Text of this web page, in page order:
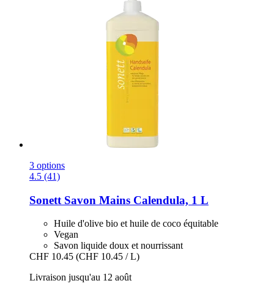
3 options
4.5 (41)
Sonett Savon Mains Calendula, 1 L
Huile d'olive bio et huile de coco équitable
Vegan
Savon liquide doux et nourrissant
CHF 10.45 (CHF 10.45 / L)
Livraison jusqu'au 12 août